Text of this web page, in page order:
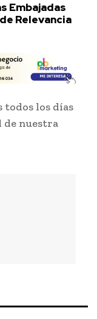
Embajadas
Relevancia
todos los días
de nuestra